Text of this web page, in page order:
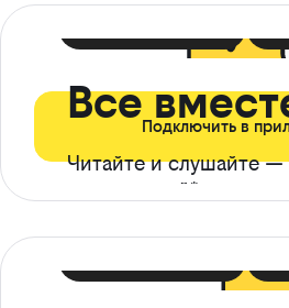
Все
Читайте и слушайте —
ограничений*
Подключить в